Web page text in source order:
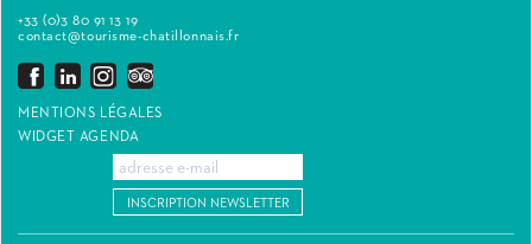
+33 (0)3 80 91 13 19
contact@tourisme-chatillonnais.fr
MENTIONS LÉGALES
WIDGET AGENDA
INSCRIPTION NEWSLETTER